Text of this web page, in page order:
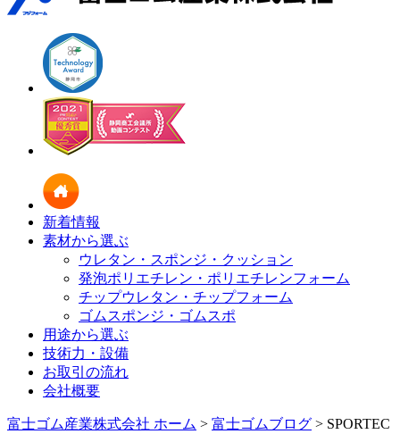
新着情報
素材から選ぶ
ウレタン・スポンジ・クッション
発泡ポリエチレン・ポリエチレンフォーム
チップウレタン・チップフォーム
ゴムスポンジ・ゴムスポ
用途から選ぶ
技術力・設備
お取引の流れ
会社概要
富士ゴム産業株式会社 ホーム > 富士ゴムブログ > SPORTEC